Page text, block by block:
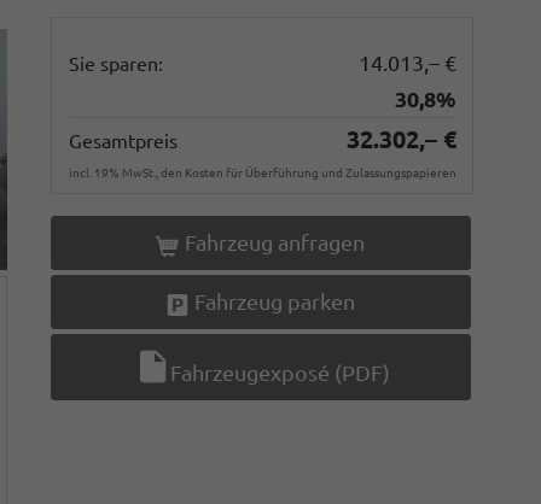
Sie sparen:
14.013,– €
30,8%
Gesamtpreis 32.302,– €
incl. 19% MwSt., den Kosten für Überführung und Zulassungspapieren
Fahrzeug anfragen
Fahrzeug parken
Fahrzeugexposé (PDF)